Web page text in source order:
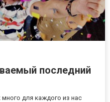
последний
для каждого из нас